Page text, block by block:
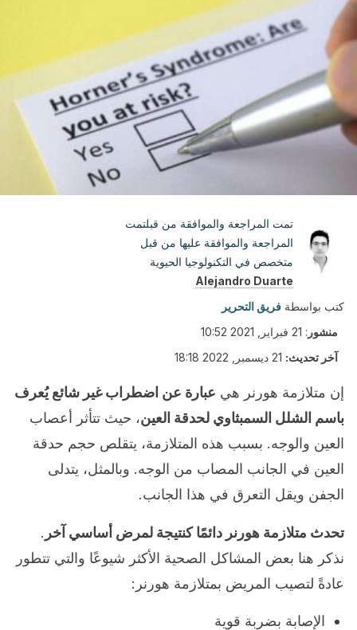
تمت المراجعة والموافقة من قبلتمت
المراجعة والموافقة عليها من قبل
متخصص في التكنولوجيا الحيوية
Alejandro Duarte
كتب بواسطة فريق التحرير
منشور : 21 فبراير, 2021 10:52
آخر تحديث: 21 ديسمبر, 2022 18:18
إن متلازمة هورنر هي عبارة عن اضطراب غير شائع يُعرف
باسم الشلل السمبثاوي لحدقة العين، حيث تتأثر أعصاب
العين والوجه. بسبب هذه المتلازمة، يتقلص حجم حدقة
العين في الجانب المصاب من الوجه. وبالمثل، يتدلى
الجفن ويقل التعرق في هذا الجانب.
تحدث متلازمة هورنر دائمًا كنتيجة لمرض أساسي آخر .
نذكر هنا بعض المشاكل الصحية الأكثر شيوعًا والتي تتطور
عادةً لتصيب المريض بمتلازمة هورنر:
الإصابة بضربة قوية